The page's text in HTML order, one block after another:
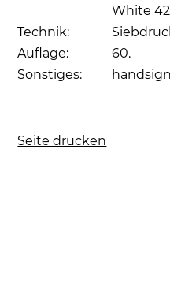
White
Technik:
Auflage:
60.
Sonstiges:
Seite drucken